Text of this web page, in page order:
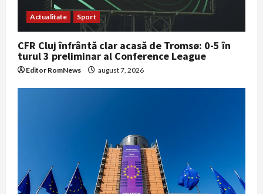
Actualitate Sport
CFR Cluj înfrântă clar acasă de Tromsø: 0-5 în
turul 3 preliminar al Conference League
Editor RomNews august 7, 2026